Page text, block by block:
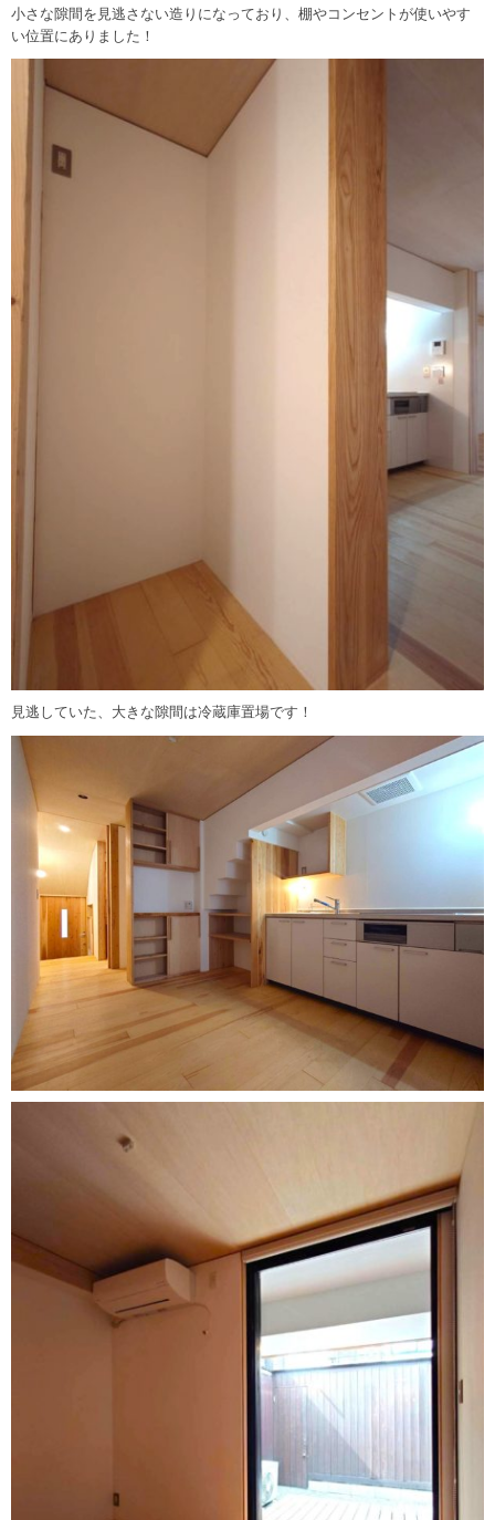
小さな隙間を見逃さない造りになっており、棚やコンセントが使いやす
い位置にありました！
見逃していた、大きな隙間は冷蔵庫置場です！